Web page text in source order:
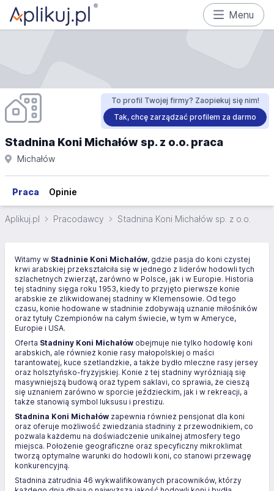
Menu
To profil Twojej firmy? Zaopiekuj się nim!
Tak, chcę zarządzać profilem za darmo
Stadnina Koni Michałów sp. z o.o. praca
Michałów
Praca Opinie
Aplikuj.pl Pracodawcy Stadnina Koni Michałów sp. z o.o.
Witamy w Stadninie Koni Michałów, gdzie pasja do koni czystej
krwi arabskiej przekształciła się w jednego z liderów hodowli tych
szlachetnych zwierząt, zarówno w Polsce, jak i w Europie. Historia
tej stadniny sięga roku 1953, kiedy to przyjęto pierwsze konie
arabskie ze zlikwidowanej stadniny w Klemensowie. Od tego
czasu, konie hodowane w stadninie zdobywają uznanie miłośników
oraz tytuły Czempionów na całym świecie, w tym w Ameryce,
Europie i USA.
Oferta Stadniny Koni Michałów obejmuje nie tylko hodowlę koni
arabskich, ale również konie rasy małopolskiej o maści
tarantowatej, kuce szetlandzkie, a także bydło mleczne rasy jersey
oraz holsztyńsko-fryzyjskiej. Konie z tej stadniny wyróżniają się
masywniejszą budową oraz typem saklavi, co sprawia, że cieszą
się uznaniem zarówno w sporcie jeździeckim, jak i w rekreacji, a
także stanowią symbol luksusu i prestiżu.
Stadnina Koni Michałów zapewnia również pensjonat dla koni
oraz oferuje możliwość zwiedzania stadniny z przewodnikiem, co
pozwala każdemu na doświadczenie unikalnej atmosfery tego
miejsca. Położenie geograficzne oraz specyficzny mikroklimat
tworzą optymalne warunki do hodowli koni, co stanowi przewagę
konkurencyjną.
Stadnina zatrudnia 46 wykwalifikowanych pracowników, którzy